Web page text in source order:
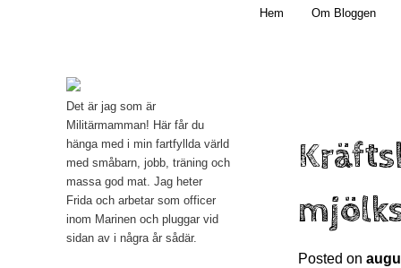
Mamma, militär och märkbart obekväm
Hem Om Bloggen
Posted on
Det är jag som är
Militärmamman! Här får du
hänga med i min fartfyllda värld
med småbarn, jobb, träning och
massa god mat. Jag heter
Frida och arbetar som officer
inom Marinen och pluggar vid
sidan av i några år sådär.